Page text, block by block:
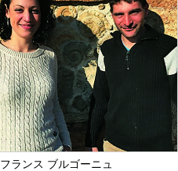
フランス ブルゴーニュ